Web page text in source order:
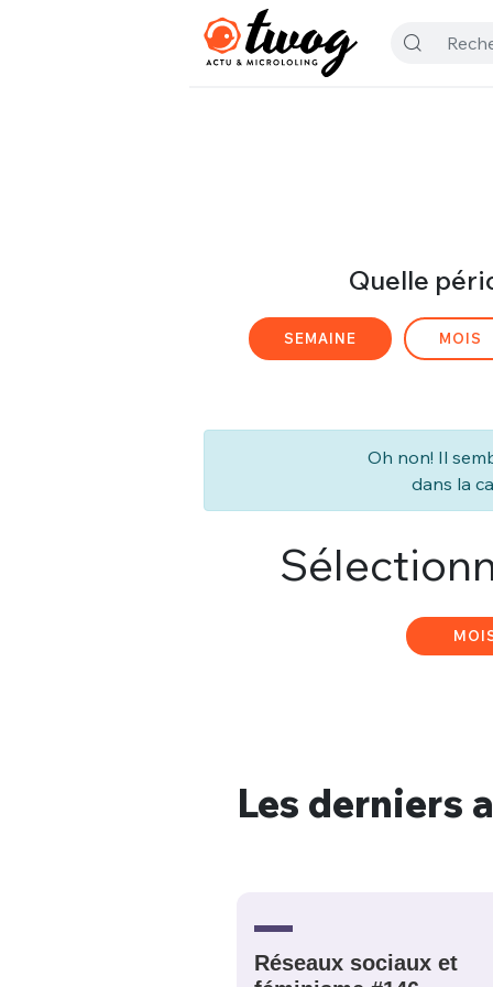
Quelle
SEMAINE MOIS
Oh non! Il
dans la
Les derniers
Réseaux sociaux et